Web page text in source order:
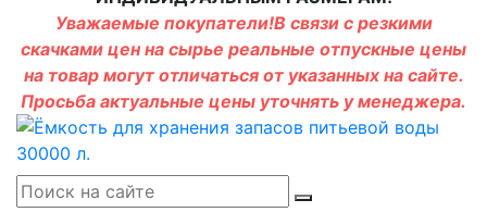
Уважаемые покупатели!В связи с резкими
скачками цен на сырье реальные отпускные цены
на товар могут отличаться от указанных на сайте.
Просьба актуальные цены уточнять у менеджера.